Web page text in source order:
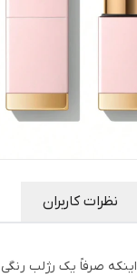
نظرات کاربران